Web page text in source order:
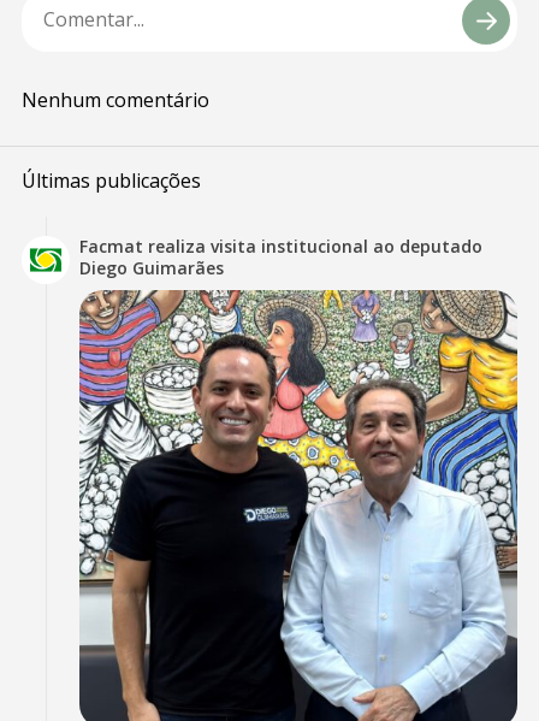
Nenhum comentário
Últimas publicações
Facmat realiza visita institucional ao deputado
Diego Guimarães